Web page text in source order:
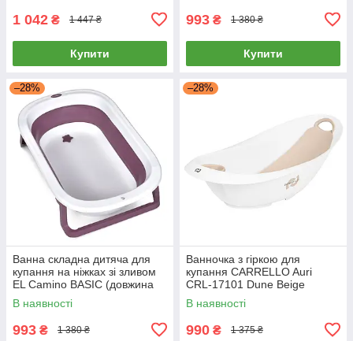
1 042 ₴ 1 447 ₴
Купити
993 ₴ 1 380 ₴
Купити
–28%
Ванна складна дитяча для
купання на ніжках зі зливом
EL Camino BASIC (довжина
78см) ME 1152 Pink Рожева
В наявності
993 ₴ 1 380 ₴
–28%
Ванночка з гіркою для
купання CARRELLO Auri
CRL-17101 Dune Beige
Бежева
В наявності
990 ₴ 1 375 ₴